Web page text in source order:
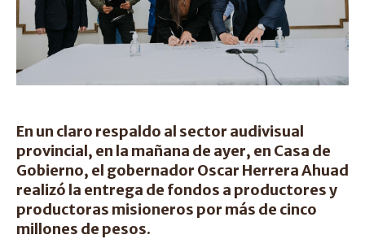
En un claro respaldo al sector audivisual
provincial, en la mañana de ayer, en Casa de
Gobierno, el gobernador Oscar Herrera Ahuad
realizó la entrega de fondos a productores y
productoras misioneros por más de cinco
millones de pesos.